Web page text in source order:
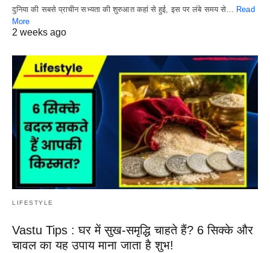
दुनिया की सबसे प्राचीन सभ्यता की शुरुआत कहां से हुई, इस पर लंबे समय से…
Read
More
2 weeks ago
LIFESTYLE
Vastu Tips : घर में सुख-समृद्धि चाहते हैं? 6 सिक्के और
चावल का यह उपाय माना जाता है शुभ!